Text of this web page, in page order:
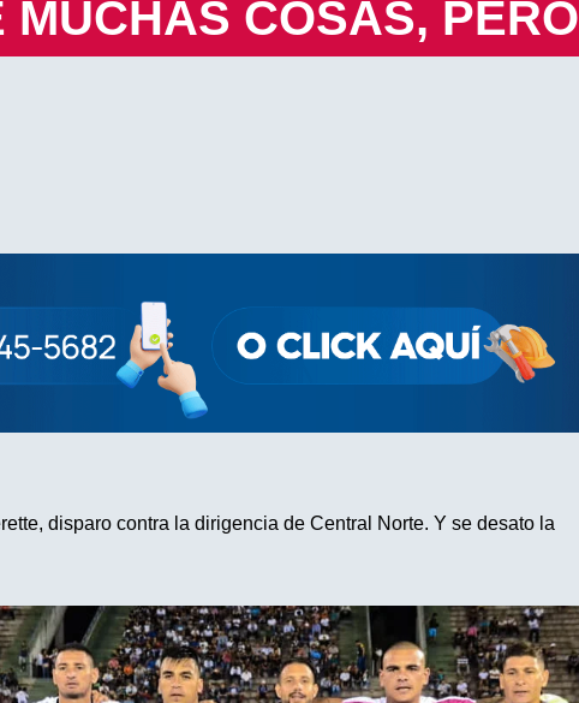
MUCHAS COSAS, PERO
disparo contra la dirigencia de Central Norte. Y se desato la